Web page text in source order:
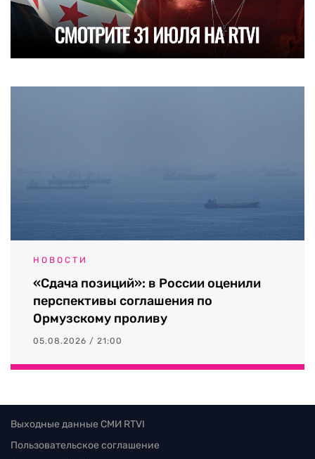
НОВОСТИ
«Сдача позиций»: в России оценили
перспективы соглашения по
Ормузскому проливу
05.08.2026 / 21:00
Выходные данные СМИ RTVI
Пользовательское соглашение